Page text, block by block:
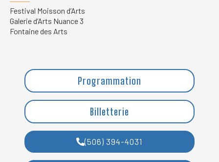
Festival Moisson d’Arts
Galerie d’Arts Nuance 3
Fontaine des Arts
Programmation
Billetterie
(506) 394-4031